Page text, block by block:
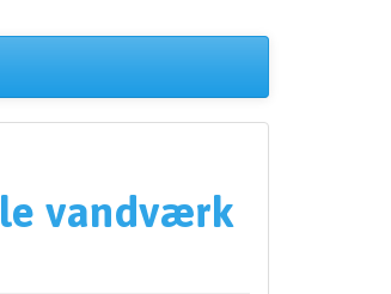
vandværk